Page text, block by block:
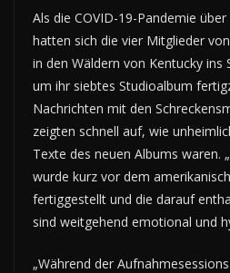
Als die COVID-19-Pandemie
hatten sich die vier Mitglieder
in den Wäldern von Kentucky ins
um ihr siebtes Studioalbum
Nachrichten mit den
zeigten schnell auf, wie
Texte des neuen Albums waren.
wurde kurz vor dem
fertiggestellt und die darauf
sind weitgehend emotional und
„Während der